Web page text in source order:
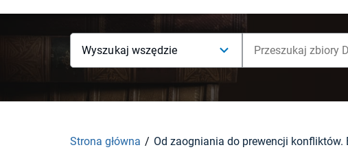
Wyszukaj wszędzie
Strona główna